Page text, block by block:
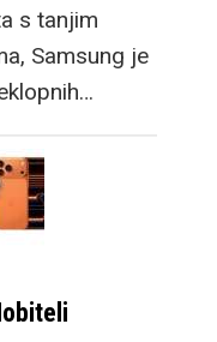
s tanjim
Samsung je